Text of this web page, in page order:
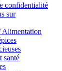
confidentialité
sur
Alimentation
santé